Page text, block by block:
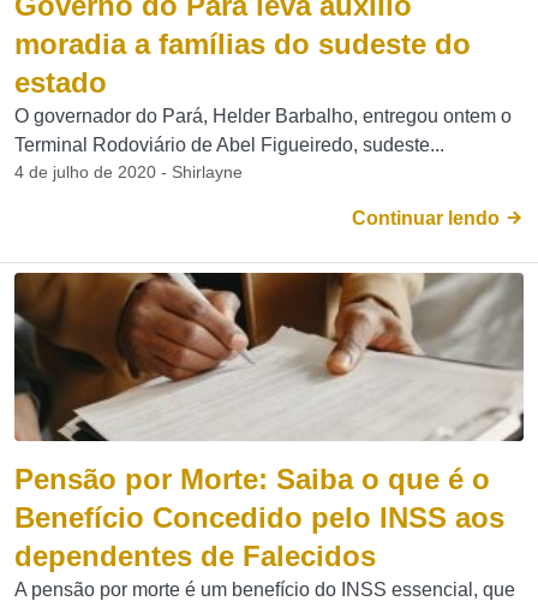
moradia a famílias do sudeste do
estado
O governador do Pará, Helder Barbalho, entregou ontem o
Terminal Rodoviário de Abel Figueiredo, sudeste...
4 de julho de 2020 - Shirlayne
Continuar lendo
Pensão por Morte: Saiba o que é o
Benefício Concedido pelo INSS aos
dependentes de Falecidos
A pensão por morte é um benefício do INSS essencial, que